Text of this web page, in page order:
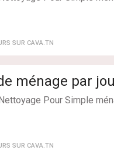
SUR CAVA.TN
ménage par
Pour Simple
SUR CAVA.TN